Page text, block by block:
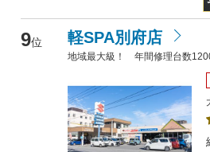
9位 軽SPA別府店
地域最大級！ 年間修理台数